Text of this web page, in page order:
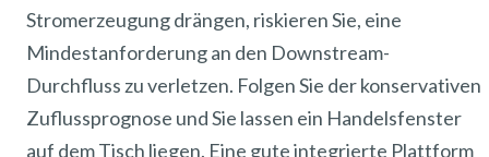
Stromerzeugung drängen, riskieren Sie, eine
Mindestanforderung an den Downstream-
Durchfluss zu verletzen. Folgen Sie der konservativen
Zuflussprognose und Sie lassen ein Handelsfenster
auf dem Tisch liegen. Eine gute integrierte Plattform